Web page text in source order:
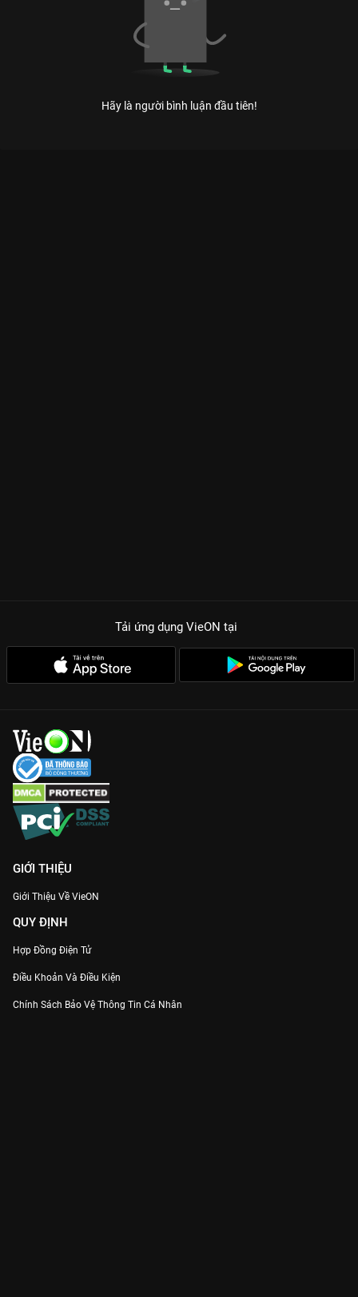
Hãy là người bình luận đầu tiên!
Tải ứng dụng VieON tại
GIỚI THIỆU
Giới Thiệu Về VieON
QUY ĐỊNH
Hợp Đồng Điện Tử
Điều Khoản Và Điều Kiện
Chính Sách Bảo Vệ Thông Tin Cá Nhân